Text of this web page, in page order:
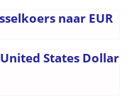
naar EUR
United States Dollar